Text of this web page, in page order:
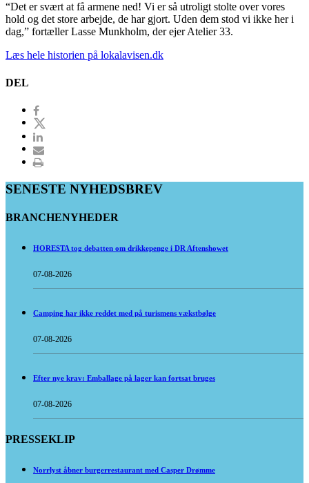
“Det er svært at få armene ned! Vi er så utroligt stolte over vores
hold og det store arbejde, de har gjort. Uden dem stod vi ikke her i
dag,” fortæller Lasse Munkholm, der ejer Atelier 33.
Læs hele historien på lokalavisen.dk
DEL
SENESTE NYHEDSBREV
BRANCHENYHEDER
HORESTA tog debatten om drikkepenge i DR Aftenshowet
07-08-2026
Camping har ikke reddet med på turismens vækstbølge
07-08-2026
Efter nye krav: Emballage på lager kan fortsat bruges
07-08-2026
PRESSEKLIP
Norrlyst åbner burgerrestaurant med Casper Drømme